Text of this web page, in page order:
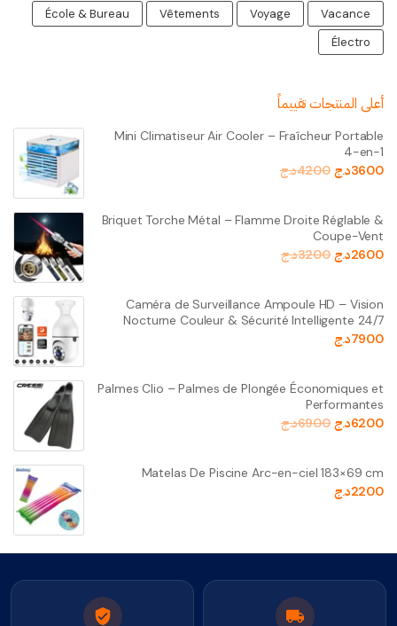
Vacance
Voyage
Vêtements
École & Bureau
Électro
أعلى المنتجات تقييماً
Mini Climatiseur Air Cooler – Fraîcheur Portable
4-en-1
3600د.ج 4200د.ج
Briquet Torche Métal – Flamme Droite Réglable &
Coupe-Vent
2600د.ج 3200د.ج
Caméra de Surveillance Ampoule HD – Vision
Nocturne Couleur & Sécurité Intelligente 24/7
7900د.ج
Palmes Clio – Palmes de Plongée Économiques et
Performantes
6200د.ج 6900د.ج
Matelas De Piscine Arc-en-ciel 183×69 cm
2200د.ج